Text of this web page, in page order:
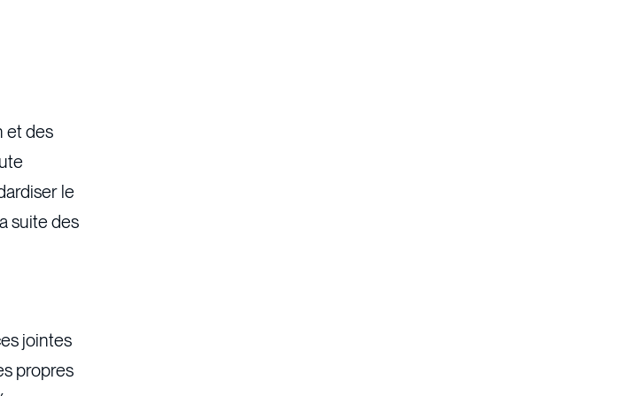
et des
le
suite des
jointes
propres